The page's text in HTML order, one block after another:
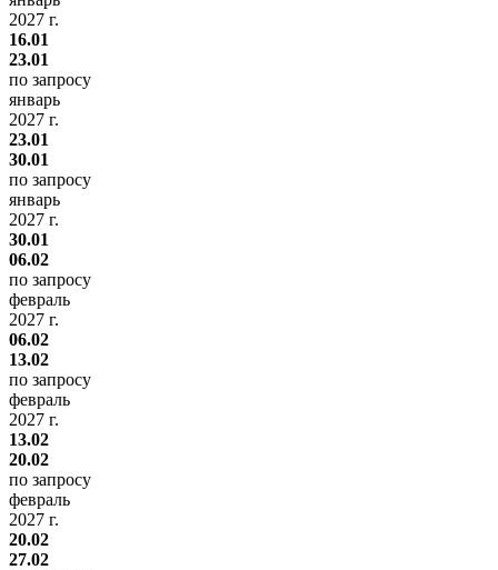
2027 г.
16.01
23.01
по запросу
январь
2027 г.
23.01
30.01
по запросу
январь
2027 г.
30.01
06.02
по запросу
февраль
2027 г.
06.02
13.02
по запросу
февраль
2027 г.
13.02
20.02
по запросу
февраль
2027 г.
20.02
27.02